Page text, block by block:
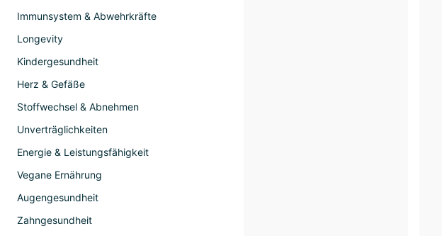
Immunsystem & Abwehrkräfte
Longevity
Kindergesundheit
Herz & Gefäße
Stoffwechsel & Abnehmen
Unverträglichkeiten
Energie & Leistungsfähigkeit
Vegane Ernährung
Augengesundheit
Zahngesundheit